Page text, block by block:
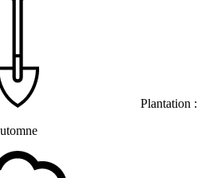
Plantation :